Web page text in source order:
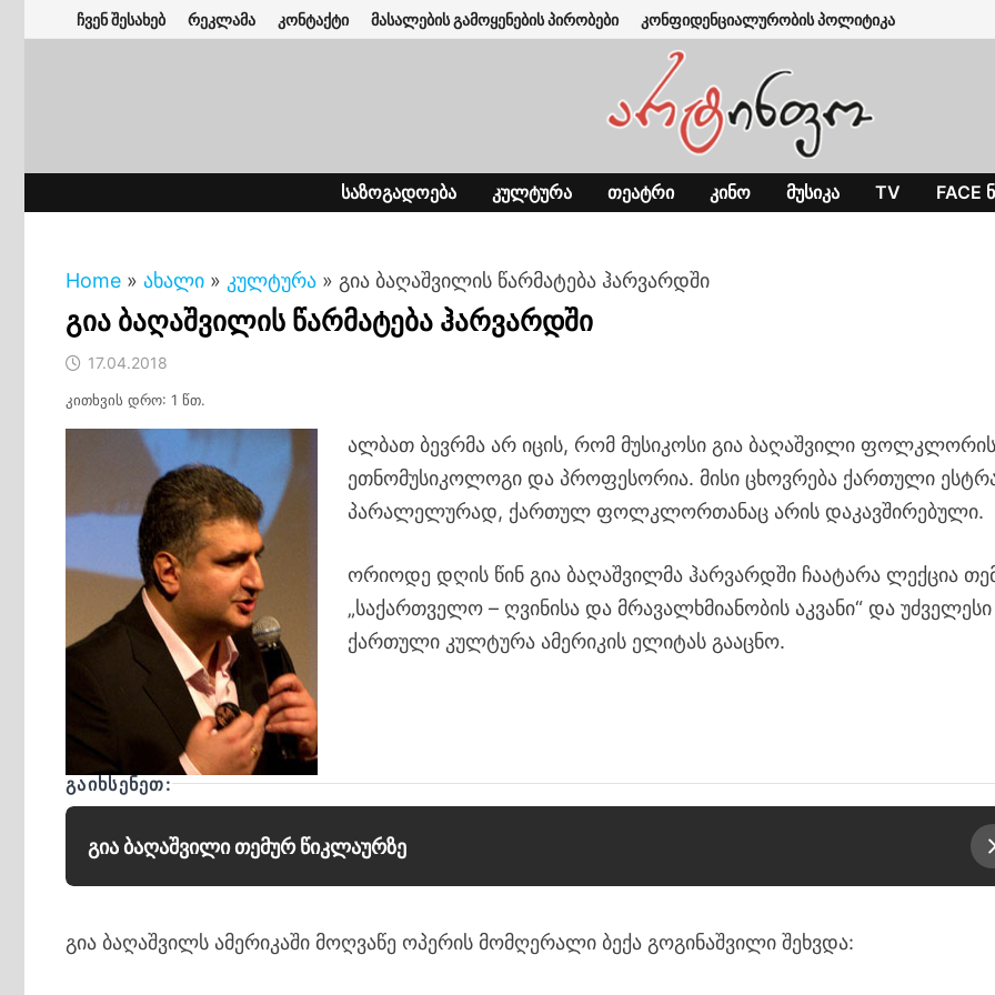
to
ჩვენ შესახებ რეკლამა კონტაქტი მასალების გამოყენების პირობები კონფიდენციალურობის პოლიტიკა
ᲡᲐᲖᲝᲒᲐᲓᲝᲔᲑᲐ ᲙᲣᲚᲢᲣᲠᲐ ᲗᲔᲐᲢᲠᲘ ᲙᲘᲜᲝ ᲛᲣᲡᲘᲙᲐ TV FACE
Home » ახალი » კულტურა » გია ბაღაშვილის წარმატება ჰარვარდში
გია ბაღაშვილის წარმატება ჰარვარდში
17.04.2018
კითხვის დრო: 1 წთ.
ალბათ ბევრმა არ იცის, რომ მუსიკოსი გია ბაღაშვილი
ეთნომუსიკოლოგი და პროფესორია. მისი ცხოვრება ქართული
პარალელურად, ქართულ ფოლკლორთანაც არის დაკავშირებული.
ორიოდე დღის წინ გია ბაღაშვილმა ჰარვარდში ჩაატარა ლექცია
„საქართველო – ღვინისა და მრავალხმიანობის აკვანი“ და უძველესი
ქართული კულტურა ამერიკის ელიტას გააცნო.
ᲒᲐᲘᲮᲡᲔᲜᲔᲗ:
გია ბაღაშვილი თემურ წიკლაურზე
გია ბაღაშვილს ამერიკაში მოღვაწე ოპერის მომღერალი ბექა გოგინაშვილი შეხვდა: